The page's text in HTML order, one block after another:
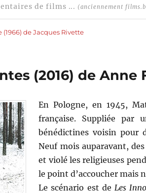
de films ... (anciennement
(1966) de Jacques Rivette
(2016) de Anne
En Pologne, en 1945,
française. Suppliée par
bénédictines voisin pour
Neuf mois auparavant,
et violé les religieuses
le point d’accoucher mais
Le scénario est de Les